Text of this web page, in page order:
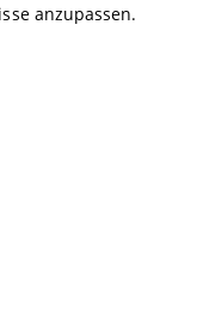
anzupassen.